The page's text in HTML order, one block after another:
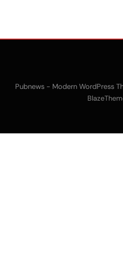
Pubnews - Modern WordPress